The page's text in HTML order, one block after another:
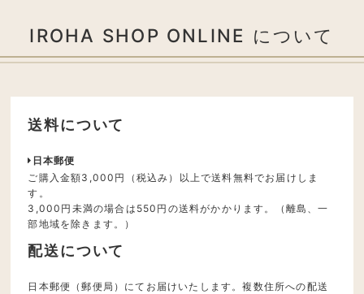
IROHA SHOP ONLINE について
送料について
日本郵便
ご購入金額3,000円（税込み）以上で送料無料でお届けしま
す。
3,000円未満の場合は550円の送料がかかります。（離島、一
部地域を除きます。）
配送について
日本郵便（郵便局）にてお届けいたします。複数住所への配送